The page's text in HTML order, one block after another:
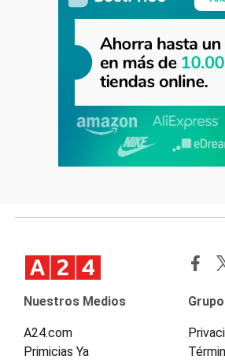
Nuestros Medios
A24.com
Primicias Ya